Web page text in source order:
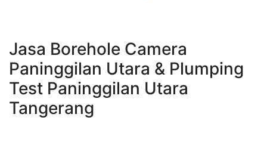
Jasa Borehole Camera
Paninggilan Utara & Plumping
Test Paninggilan Utara
Tangerang